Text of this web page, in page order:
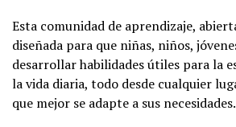
Esta comunidad de aprendizaje,
diseñada para que niñas, niños,
desarrollar habilidades útiles para la
la vida diaria, todo desde cualquier
que mejor se adapte a sus necesidades.